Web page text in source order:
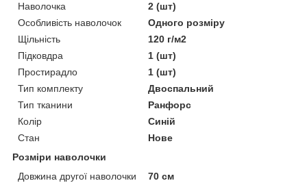
Наволочка
2 (шт)
Особливість наволочок
Одного розміру
Щільність
120 г/м2
Підковдра
1 (шт)
Простирадло
1 (шт)
Тип комплекту
Двоспальний
Тип тканини
Ранфорс
Колір
Синій
Стан
Нове
Розміри наволочки
Довжина другої наволочки
70 см